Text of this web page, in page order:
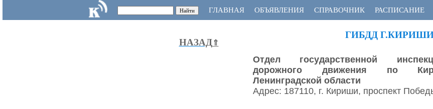
ГЛАВНАЯ ОБЪЯВЛЕНИЯ СПРАВОЧНИК РАСПИСАНИЕ
НАЗАД ⇑
ГИБДД
Отдел государственной
дорожного движения по
Ленинградской области
Адрес: 187110, г. Кириши, проспект